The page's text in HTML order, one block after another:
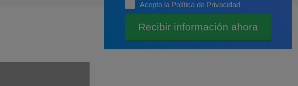
Acepto la Política de Privacidad